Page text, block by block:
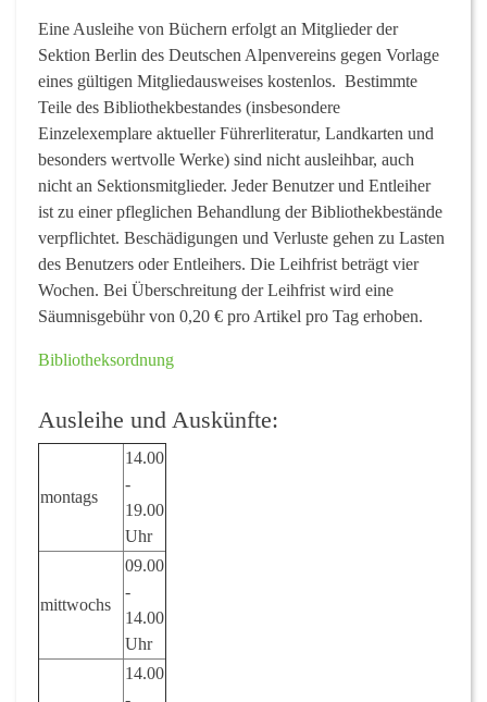
Eine Ausleihe von Büchern erfolgt an Mitglieder der
Sektion Berlin des Deutschen Alpenvereins gegen Vorlage
eines gültigen Mitgliedausweises kostenlos. Bestimmte
Teile des Bibliothekbestandes (insbesondere
Einzelexemplare aktueller Führerliteratur, Landkarten und
besonders wertvolle Werke) sind nicht ausleihbar, auch
nicht an Sektionsmitglieder. Jeder Benutzer und Entleiher
ist zu einer pfleglichen Behandlung der Bibliothekbestände
verpflichtet. Beschädigungen und Verluste gehen zu Lasten
des Benutzers oder Entleihers. Die Leihfrist beträgt vier
Wochen. Bei Überschreitung der Leihfrist wird eine
Säumnisgebühr von 0,20 € pro Artikel pro Tag erhoben.
Bibliotheksordnung
Ausleihe und Auskünfte:
montags
14.00
-
19.00
Uhr
mittwochs
09.00
-
14.00
Uhr
14.00